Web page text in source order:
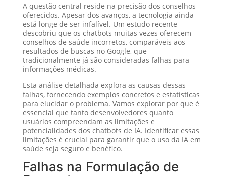
A questão central reside na precisão dos conselhos
oferecidos. Apesar dos avanços, a tecnologia ainda
está longe de ser infalível. Um estudo recente
descobriu que os chatbots muitas vezes oferecem
conselhos de saúde incorretos, comparáveis aos
resultados de buscas no Google, que
tradicionalmente já são consideradas falhas para
informações médicas.
Esta análise detalhada explora as causas dessas
falhas, fornecendo exemplos concretos e estatísticas
para elucidar o problema. Vamos explorar por que é
essencial que tanto desenvolvedores quanto
usuários compreendam as limitações e
potencialidades dos chatbots de IA. Identificar essas
limitações é crucial para garantir que o uso da IA em
saúde seja seguro e benéfico.
Falhas na Formulação de